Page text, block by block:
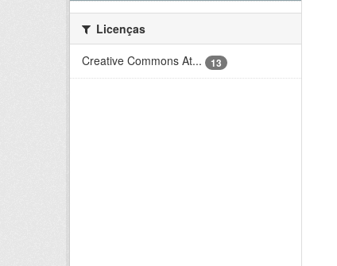
Licenças
Creative Commons At...
13